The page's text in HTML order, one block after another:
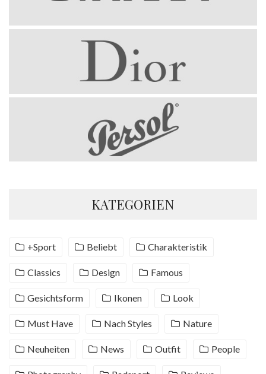
KATEGORIEN
+Sport Beliebt Charakteristik
Classics Design Famous
Gesichtsform Ikonen Look
Must Have Nach Styles Nature
Neuheiten News Outfit People